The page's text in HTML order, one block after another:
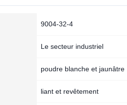
9004-32-4
Le secteur industriel
poudre blanche et jaunâtre
liant et revêtement